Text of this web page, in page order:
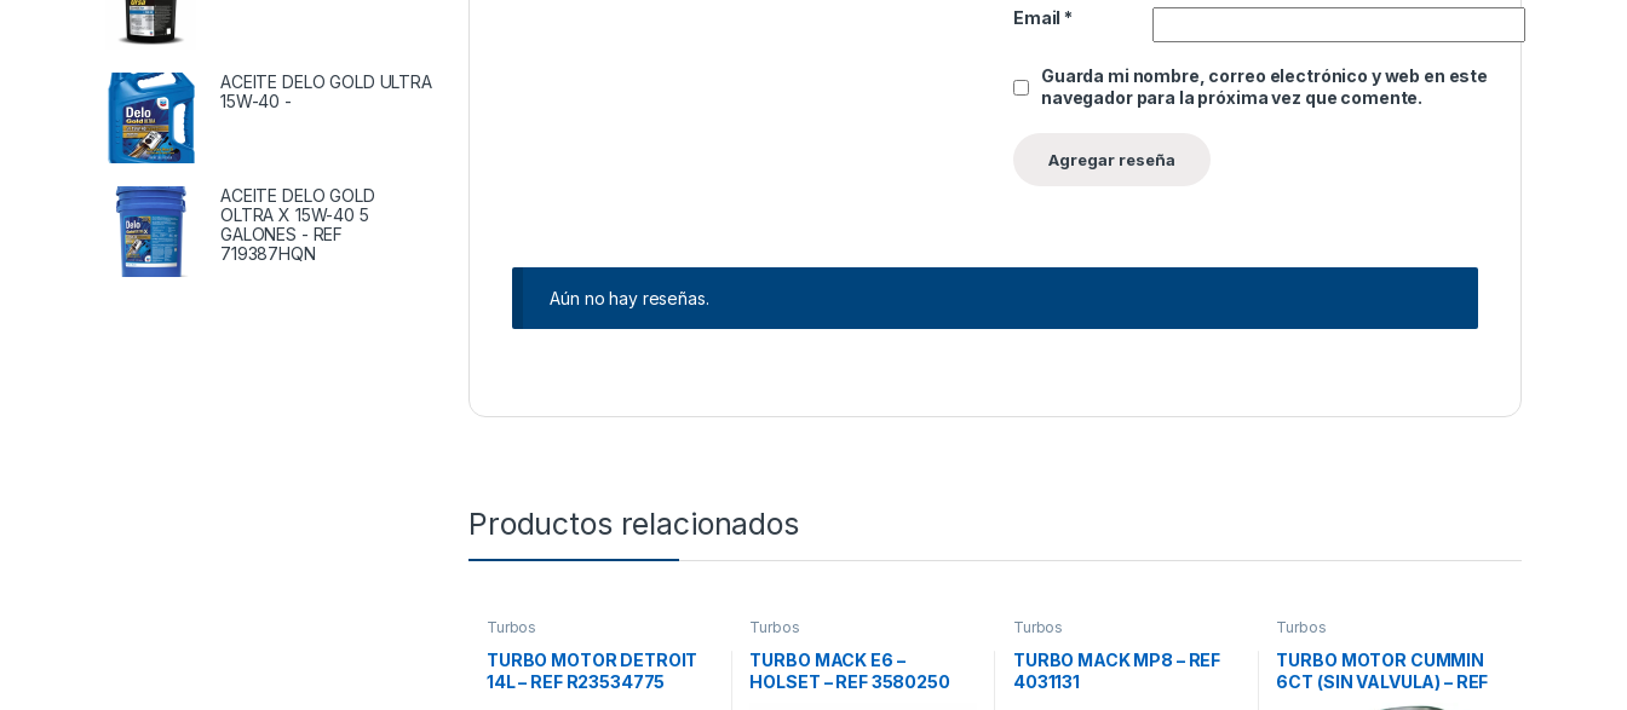
Email *
Guarda mi nombre, correo electrónico y web en este
navegador para la próxima vez que comente.
Aún no hay reseñas.
Productos relacionados
Turbos
TURBO MOTOR DETROIT
14L – REF R23534775
Turbos
TURBO MACK E6 –
HOLSET – REF 3580250
Turbos
TURBO MACK MP8 – REF
4031131
Turbos
TURBO MOTOR CUMMIN
6CT (SIN VALVULA) – REF
ACEITE DELO GOLD ULTRA
15W-40 -
ACEITE DELO GOLD
OLTRA X 15W-40 5
GALONES - REF
719387HQN